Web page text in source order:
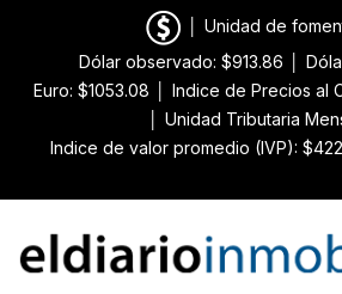
Unidad de
Dólar observado: $913.86
Euro: $1053.08
Indice de Precios al
Unidad Tributaria
Indice de valor promedio (IVP):